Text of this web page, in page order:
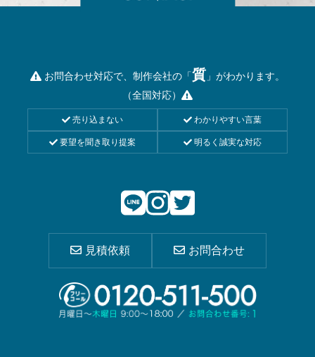
お問合わせ対応で、制作会社の「質 」がわかります。
（全国対応）
売り込まない わかりやすい言葉
要望を聞き取り提案 明るく誠実な対応
見積依頼 お問合わせ